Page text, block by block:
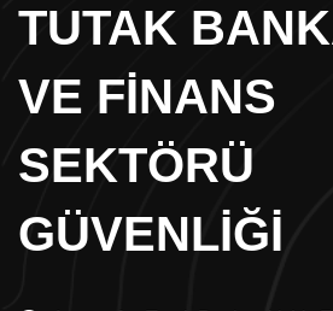
TUTAK
VE FINANS
SEKTÖRÜ
GÜVENLIĞI